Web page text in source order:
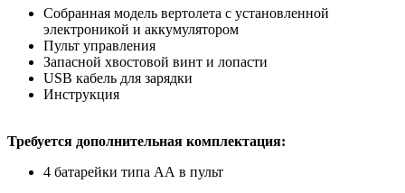
Собранная модель вертолета с установленной
электроникой и аккумулятором
Пульт управления
Запасной хвостовой винт и лопасти
USB кабель для зарядки
Инструкция
Требуется дополнительная комплектация:
4 батарейки типа АА в пульт